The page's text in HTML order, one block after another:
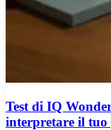
Test di IQ
interpretare il tuo